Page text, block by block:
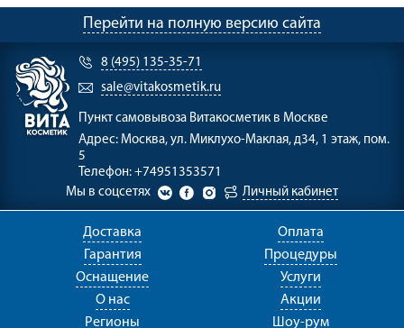
Перейти на полную версию сайта
8 (495) 135-35-71
sale@vitakosmetik.ru
Пункт самовывоза Витакосметик в Москве
Адрес: Москва, ул. Миклухо-Маклая, д34, 1 этаж, пом.
5
Телефон: +74951353571
Мы в соцсетях
Личный кабинет
Доставка
Оплата
Гарантия
Процедуры
Оснащение
Услуги
О нас
Акции
Регионы
Шоу-рум